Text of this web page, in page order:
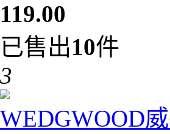
119.00
已售出10件
3
WEDGWOOD